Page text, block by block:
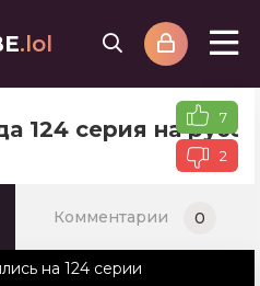
.lol
124 серия на 7
2
Комментарии 0
на 124 серии